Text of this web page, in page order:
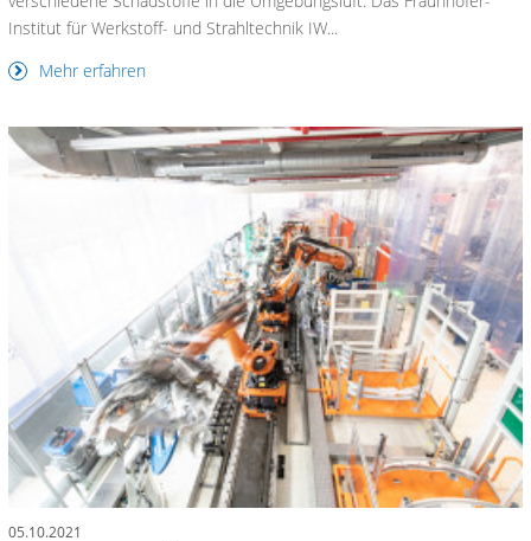
Institut für Werkstoff- und Strahltechnik IW...
Mehr erfahren
05.10.2021